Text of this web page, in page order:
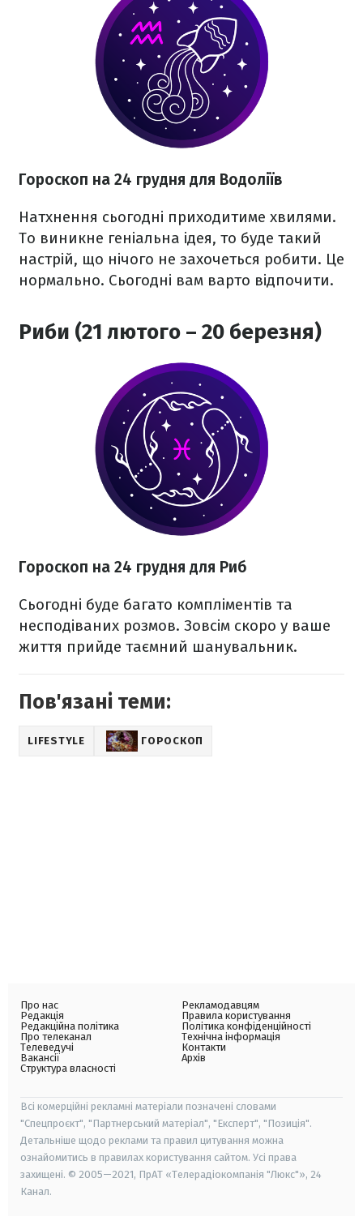
Гороскоп на 24 грудня для Водоліїв
Натхнення сьогодні приходитиме хвилями.
То виникне геніальна ідея, то буде такий
настрій, що нічого не захочеться робити. Це
нормально. Сьогодні вам варто відпочити.
Риби (21 лютого – 20 березня)
Гороскоп на 24 грудня для Риб
Сьогодні буде багато компліментів та
несподіваних розмов. Зовсім скоро у ваше
життя прийде таємний шанувальник.
Пов'язані теми:
LIFESTYLE ГОРОСКОП
Про нас
Редакція
Редакційна політика
Про телеканал
Телеведучі
Вакансії
Структура власності
Рекламодавцям
Правила користування
Політика конфіденційності
Технічна інформація
Контакти
Архів
Всі комерційні рекламні матеріали позначені словами
"Спецпроєкт", "Партнерський матеріал", "Експерт", "Позиція".
Детальніше щодо реклами та правил цитування можна
ознайомитись в правилах користування сайтом. Усі права
захищені. © 2005—2021, ПрАТ «Телерадіокомпанія "Люкс"», 24
Канал.